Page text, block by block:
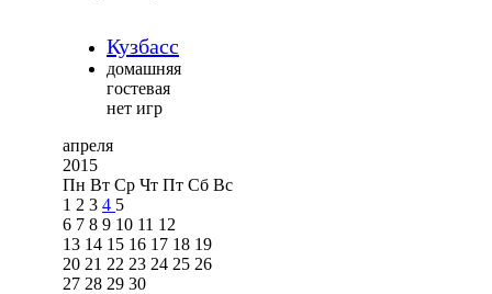
Кузбасс
домашняя
гостевая
нет игр
апреля
2015
Пн Вт Ср Чт Пт Сб Вс
1 2 3 4 5
6 7 8 9 10 11 12
13 14 15 16 17 18 19
20 21 22 23 24 25 26
27 28 29 30